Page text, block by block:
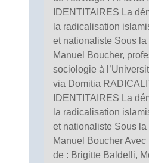
IDENTITAIRES La
la radicalisation
et nationaliste Sous la
Manuel Boucher,
sociologie à
via Domitia
IDENTITAIRES La
la radicalisation
et nationaliste Sous la
Manuel Boucher
de : Brigitte Baldelli,